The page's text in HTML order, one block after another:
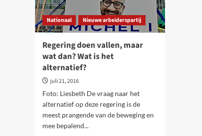
Nationaal Nieuwe arbeiderspartij
Regering doen vallen, maar
wat dan? Wat is het
alternatief?
juli 21, 2016
Foto: Liesbeth De vraag naar het
alternatief op deze regering is de
meest prangende van de beweging en
mee bepalend...